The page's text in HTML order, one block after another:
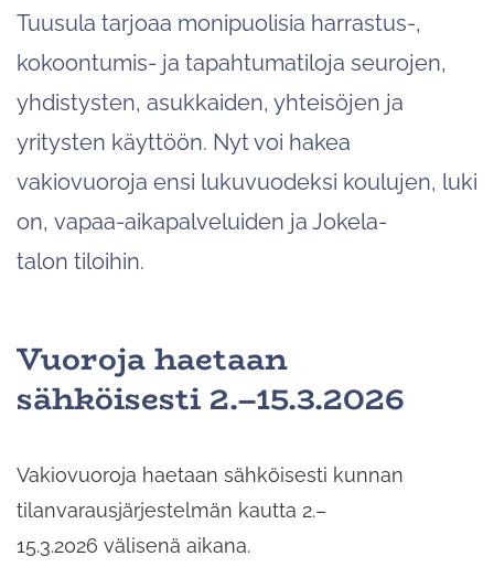
Tuusula tarjoaa monipuolisia harrastus-,
kokoontumis- ja tapahtumatiloja seurojen,
yhdistysten, asukkaiden, yhteisöjen ja
yritysten käyttöön. Nyt voi hakea
vakiovuoroja ensi lukuvuodeksi koulujen, luki
on, vapaa-aikapalveluiden ja Jokela-
talon tiloihin.
Vuoroja haetaan
sähköisesti 2.–15.3.2026
Vakiovuoroja haetaan sähköisesti kunnan
tilanvarausjärjestelmän kautta 2.–
15.3.2026 välisenä aikana.